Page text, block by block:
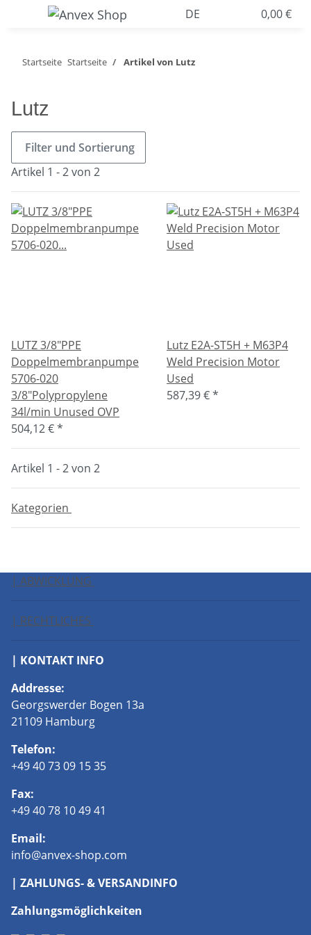
DE 0,00 €
Startseite Startseite Artikel von Lutz
Lutz
Filter und Sortierung
Artikel 1 - 2 von 2
LUTZ 3/8"PPE
Doppelmembranpumpe
5706-020
3/8"Polypropylene
34l/min Unused OVP
504,12 €*
Lutz E2A-ST5H + M63P4
Weld Precision Motor
Used
587,39 €*
Artikel 1 - 2 von 2
Kategorien
| ABWICKLUNG
| RECHTLICHES
| KONTAKT INFO
Addresse:
Georgswerder Bogen 13a
21109 Hamburg
Telefon:
+49 40 73 09 15 35
Fax:
+49 40 78 10 49 41
Email:
info@anvex-shop.com
| ZAHLUNGS- & VERSANDINFO
Zahlungsmöglichkeiten